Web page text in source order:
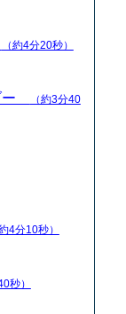
（約4分20秒）
ー
（約3分40
約4分10秒）
秒）